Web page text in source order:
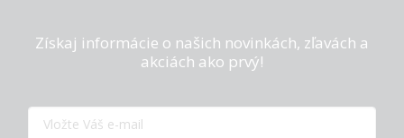
Získaj informácie o našich novinkách, zľavách a
akciách ako prvý!